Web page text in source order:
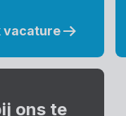
vacature
ons te